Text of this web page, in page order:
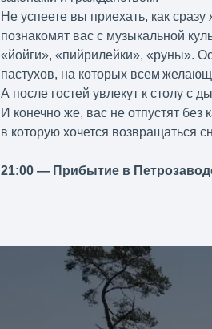
Не успеете вы приехать, как
познакомят вас с музыкальной
«йойги», «пийрилейки», «руны».
пастухов, на которых всем
А после гостей увлекут к столу
И конечно же, вас не отпустят
в которую хочется возвращаться
21:00 — Прибытие в